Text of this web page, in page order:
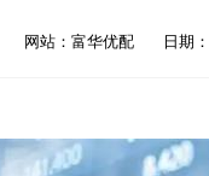
网站：富华优配 日期